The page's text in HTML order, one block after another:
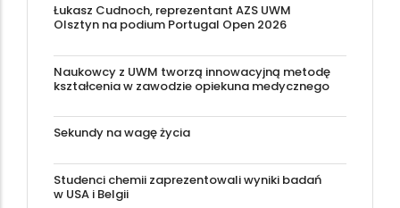
Łukasz Cudnoch, reprezentant AZS UWM
Olsztyn na podium Portugal Open 2026
Naukowcy z UWM tworzą innowacyjną metodę
kształcenia w zawodzie opiekuna medycznego
Sekundy na wagę życia
Studenci chemii zaprezentowali wyniki badań
w USA i Belgii